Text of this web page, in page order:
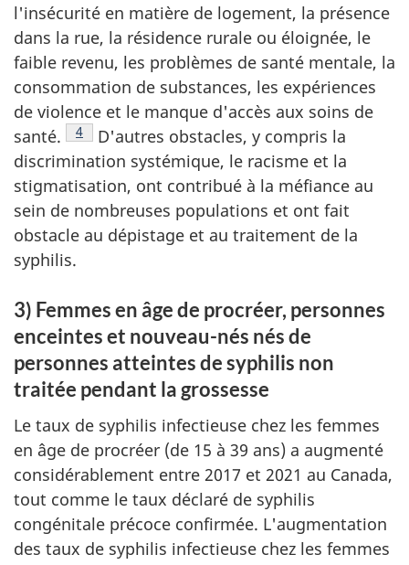
l'insécurité en matière de logement, la présence
dans la rue, la résidence rurale ou éloignée, le
faible revenu, les problèmes de santé mentale, la
consommation de substances, les expériences
de violence et le manque d'accès aux soins de
santé.
Note de bas de page
4
D'autres obstacles, y compris la
discrimination systémique, le racisme et la
stigmatisation, ont contribué à la méfiance au
sein de nombreuses populations et ont fait
obstacle au dépistage et au traitement de la
syphilis.
3) Femmes en âge de procréer, personnes
enceintes et nouveau-nés nés de
personnes atteintes de syphilis non
traitée pendant la grossesse
Le taux de syphilis infectieuse chez les femmes
en âge de procréer (de 15 à 39 ans) a augmenté
considérablement entre 2017 et 2021 au Canada,
tout comme le taux déclaré de syphilis
congénitale précoce confirmée. L'augmentation
des taux de syphilis infectieuse chez les femmes